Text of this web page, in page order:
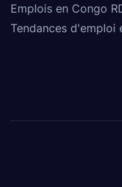
Emplois en Congo
Tendances d'emploi